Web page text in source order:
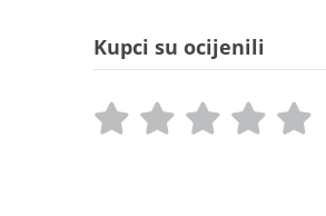
Kupci su ocijenili